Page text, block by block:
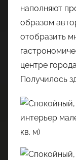
наполняют
образом
отобразить
центре
Получилось